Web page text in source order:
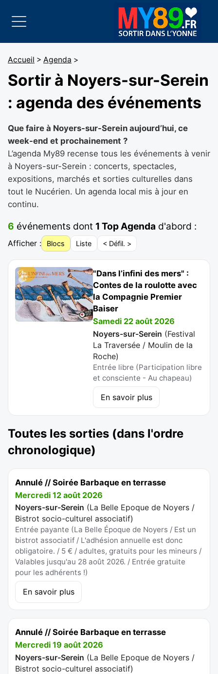
Accueil > Agenda >
Sortir à Noyers-sur-Serein
: agenda des événements
Que faire à Noyers-sur-Serein aujourd’hui, ce
week-end et prochainement ?
L’agenda My89 recense tous les événements à venir
à Noyers-sur-Serein : concerts, spectacles,
expositions, marchés et sorties culturelles dans
tout le Nucérien. Un agenda local mis à jour en
continu.
6 événements dont 1 Top Agenda d'abord :
Afficher : Blocs Liste < Défil. >
"Dans l’infini des mers" :
Contes de la roulotte avec
la Compagnie Premier
Baiser
Samedi 22 août 2026
Noyers-sur-Serein (Festival
La Traversée / Moulin de la
Roche)
Entrée libre (Participation libre
et consciente - Au chapeau)
En savoir plus
Toutes les sorties (dans l'ordre
chronologique)
Annulé // Soirée Barbaque en terrasse
Mercredi 12 août 2026
Noyers-sur-Serein (La Belle Epoque de Noyers /
Bistrot socio-culturel associatif)
Entrée payante (La Belle Époque de Noyers / Est un
bistrot associatif / L'adhésion annuelle est donc
obligatoire. / 5 € / adultes, gratuits pour les mineurs /
Valables jusqu'au 28 août 2026. / Entrée gratuite
pour les adhérents !)
En savoir plus
Annulé // Soirée Barbaque en terrasse
Mercredi 19 août 2026
Noyers-sur-Serein (La Belle Epoque de Noyers /
Bistrot socio-culturel associatif)